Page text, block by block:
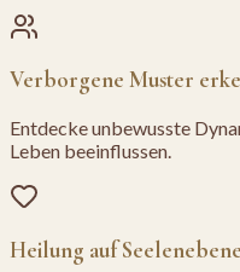
Verborgene Muster
Entdecke unbewusste
Leben beeinflussen.
Heilung auf Seelenebene